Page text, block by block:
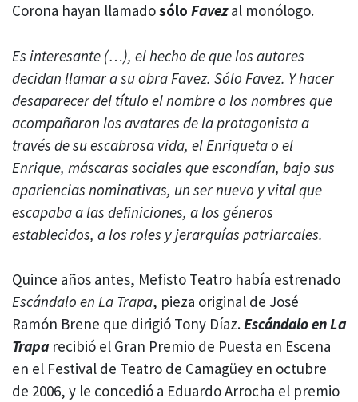
Corona hayan llamadosólo Favezal monólogo.
Es interesante (…), el hecho de que los autores
decidan llamar a su obra Favez. Sólo Favez. Y hacer
desaparecer del título el nombre o los nombres que
acompañaron los avatares de la protagonista a
través de su escabrosa vida, el Enriqueta o el
Enrique, máscaras sociales que escondían, bajo sus
apariencias nominativas, un ser nuevo y vital que
escapaba a las definiciones, a los géneros
establecidos, a los roles y jerarquías patriarcales.
Quince años antes, Mefisto Teatro había estrenado
Escándalo en La Trapa, pieza original de José
Ramón Brene que dirigió Tony Díaz.Escándalo en La
Traparecibió el Gran Premio de Puesta en Escena
en el Festival de Teatro de Camagüey en octubre
de 2006, y le concedió a Eduardo Arrocha el premio